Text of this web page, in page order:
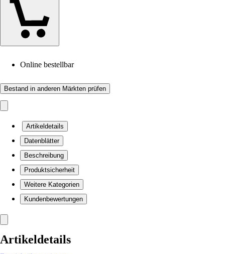
Online bestellbar
Bestand in anderen Märkten prüfen
Artikeldetails
Datenblätter
Beschreibung
Produktsicherheit
Weitere Kategorien
Kundenbewertungen
Artikeldetails